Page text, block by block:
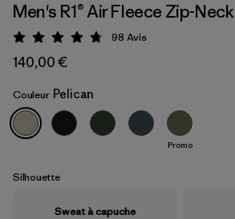
Pelican
Men's R1® Air Fleece Zip-Neck
Évaluation: 4.8 / 5
98 Avis
140,00 €
Couleur Pelican
Promo
Silhouette
Sweat à capuche